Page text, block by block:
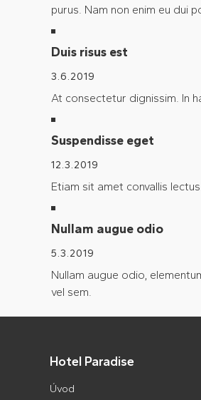
purus. Nam non enim eu dui
Duis risus est
3.6.2019
At consectetur dignissim. In
Suspendisse eget
12.3.2019
Etiam sit amet convallis
Nullam augue odio
5.3.2019
Nullam augue odio,
vel sem.
Hotel Paradise
Úvod